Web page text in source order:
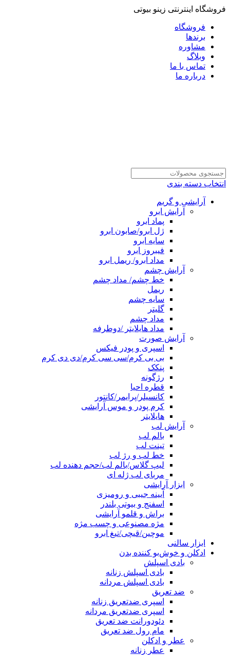
فروشگاه اینترنتی زینو بیوتی
فروشگاه
برندها
مشاوره
وبلاگ
تماس با ما
درباره ما
انتخاب دسته بندی
آرایشی و گریم
آرایش ابرو
پماد ابرو
ژل ابرو/صابون ابرو
سایه ابرو
فیبروز ابرو
مداد ابرو/ ریمل ابرو
آرایش چشم
خط چشم/ مداد چشم
ریمل
سایه چشم
گلیتر
مداد چشم
مداد هایلایتر /دوطرفه
آرایش صورت
اسپری و پودر فیکس
بی بی کرم/سی سی کرم/دی دی کرم
پنکک
رژگونه
قطره احیا
کانسیلر/پرایمر/کانتور
کرم پودر و موس آرایشی
هایلایتر
آرایش لب
بالم لب
تینت لب
خط لب و رژ لب
لیپ گلاس/بالم لب/حجم دهنده لب
مربای لب ژله ای
ابزار آرایشی
آیینه جیبی و رومیزی
اسفنج و بیوتی بلندر
براش و قلمو آرایشی
مژه مصنوعی و چسب مژه
موچین/قیچی/تیغ ابرو
ابزار سالنی
ادکلن و خوش‌بو کننده بدن
بادی اسپلش
بادی اسپلش زنانه
بادی اسپلش مردانه
ضد تعریق
اسپری ضدتعریق زنانه
اسپری ضدتعریق مردانه
دئودورانت ضد تعریق
مام رول ضد تعریق
عطر و ادکلن
عطر زنانه